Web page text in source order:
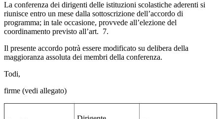
La conferenza dei dirigenti delle istituzioni scolastiche aderenti si
riunisce entro un mese dalla sottoscrizione dell’accordo di
programma; in tale occasione, provvede all’elezione del
coordinamento previsto all’art. 7.
Il presente accordo potrà essere modificato su delibera della
maggioranza assoluta dei membri della conferenza.
Todi,
firme (vedi allegato)